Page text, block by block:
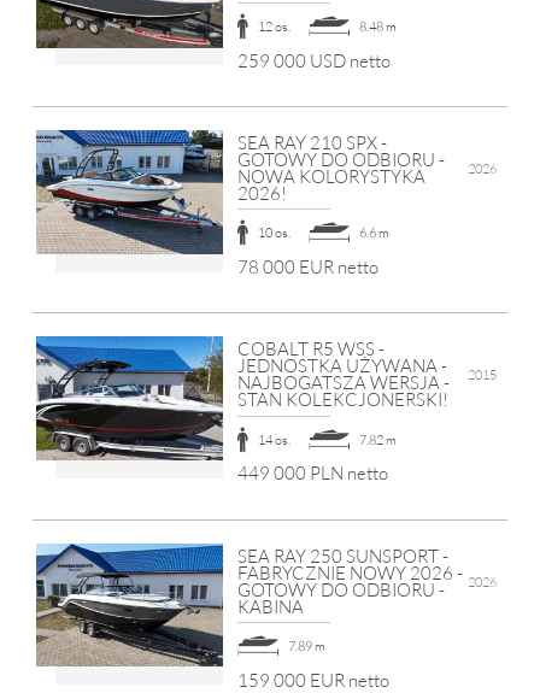
12 os. 8.48 m
259 000 USD netto
SEA RAY 210 SPX -
GOTOWY DO ODBIORU -
NOWA KOLORYSTYKA
2026!
2026
10 os. 6.6 m
78 000 EUR netto
COBALT R5 WSS -
JEDNOSTKA UŻYWANA -
NAJBOGATSZA WERSJA -
STAN KOLEKCJONERSKI!
2015
14 os. 7.82 m
449 000 PLN netto
SEA RAY 250 SUNSPORT -
FABRYCZNIE NOWY 2026 -
GOTOWY DO ODBIORU -
KABINA
2026
7.89 m
159 000 EUR netto